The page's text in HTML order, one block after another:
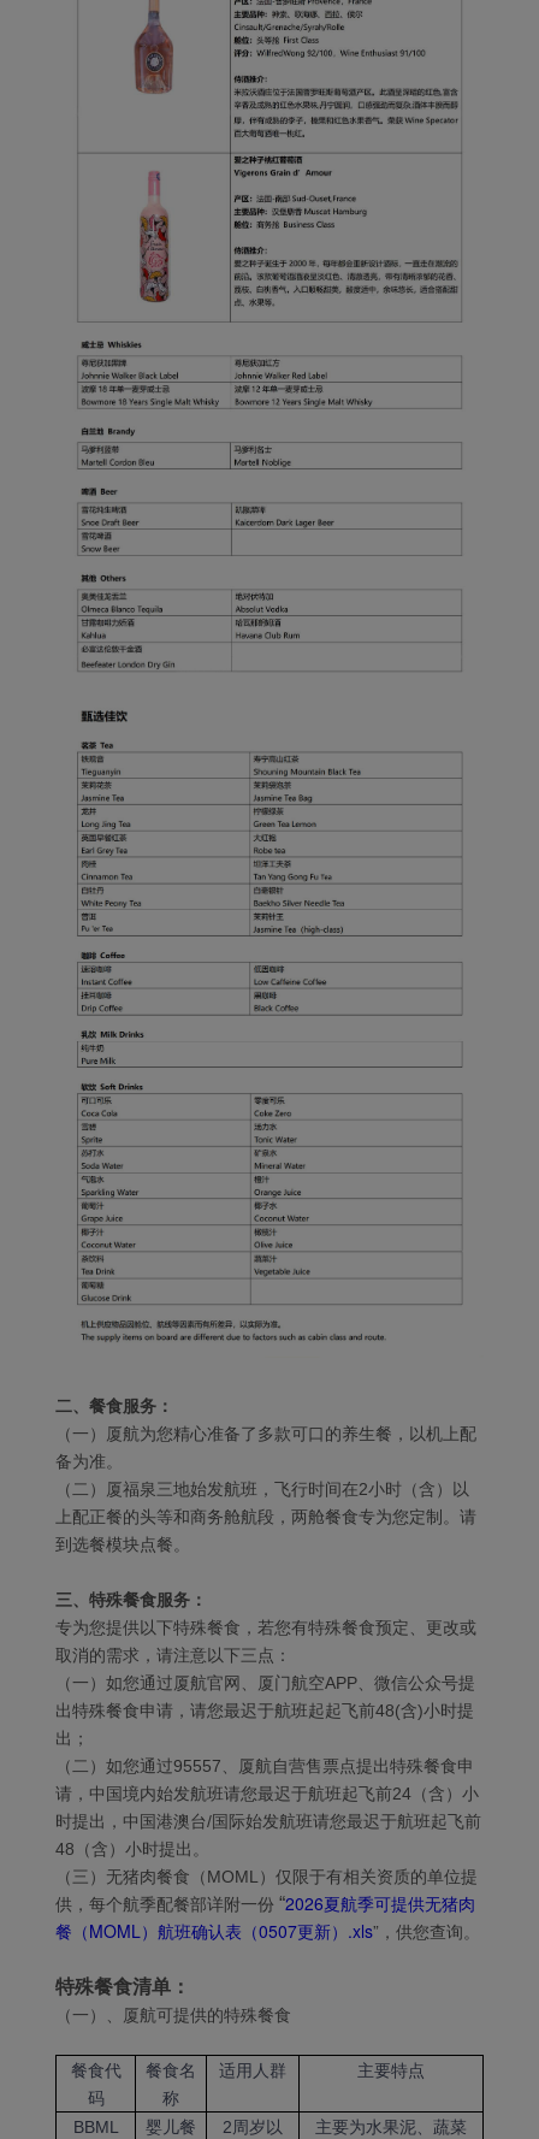
二、餐食服务：
（一）厦航为您精心准备了多款可口的养生餐，以机上配
备为准。
（二）厦福泉三地始发航班，飞行时间在2小时（含）以
上配正餐的头等和商务舱航段，两舱餐食专为您定制。请
到选餐模块点餐。
三、特殊餐食服务：
专为您提供以下特殊餐食，若您有特殊餐食预定、更改或
取消的需求，请注意以下三点：
（一）如您通过厦航官网、厦门航空APP、微信公众号提
出特殊餐食申请，请您最迟于航班起起飞前48(含)小时提
出；
（二）如您通过95557、厦航自营售票点提出特殊餐食申
请，中国境内始发航班请您最迟于航班起飞前24（含）小
时提出，中国港澳台/国际始发航班请您最迟于航班起飞前
48（含）小时提出。
（三）无猪肉餐食（MOML）仅限于有相关资质的单位提
供，每个航季配餐部详附一份 “2026夏航季可提供无猪肉
餐（MOML）航班确认表（0507更新）.xls” ， 供您查询。
特殊餐食清单：
（一）、厦航可提供的特殊餐食
餐食代
码
餐食名
称
适用人群 主要特点
BBML 婴儿餐
2周岁以
主要为水果泥、蔬菜